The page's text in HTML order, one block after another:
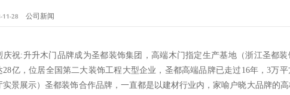
28
公司新闻
庆祝:升升木门品牌成为圣都装饰集团，高端木门指定生产基地（浙江圣都
28亿，位居全国第二大装饰工程大型企业，圣都高端品牌已走过16年，3万
实景展示）圣都装饰合作品牌，一直都是以建材行业内，家喻户晓大品牌的